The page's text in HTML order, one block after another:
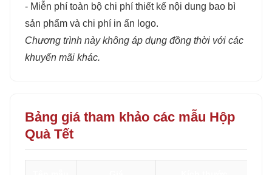
- Miễn phí toàn bộ chi phí thiết kế nội dung bao bì
sản phẩm và chi phí in ấn logo.
Chương trình này không áp dụng đồng thời với các
khuyến mãi khác.
Bảng giá tham khảo các mẫu Hộp
Quà Tết